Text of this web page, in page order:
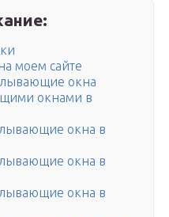
моем сайте
окна
окнами в
окна в
окна в
окна в